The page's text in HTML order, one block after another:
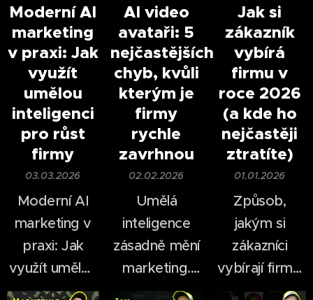
Moderní AI
marketing
v praxi: Jak
využít
umělou
inteligenci
pro růst
firmy
03.03.2026
Moderní AI
marketing v
praxi: Jak
využít umělou
inteligenci pro
AI video
avataři: 5
nejčastějších
chyb, kvůli
kterým je
firmy
rychle
zavrhnou
02.02.2026
Umělá
inteligence
zásadně mění
marketing.
Ještě před
Jak si
zákazník
vybírá
firmu v
roce 2026
(a kde ho
nejčastěji
ztratíte)
01.01.2026
Způsob,
jakým si
zákazníci
vybírají firmy,
se za poslední